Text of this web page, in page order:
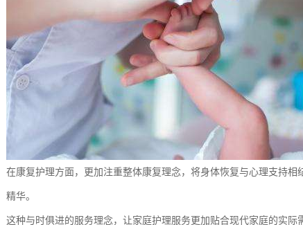
在康复护理方面，更加注重整体康复理念，将身体恢复与心理支持
精华。
这种与时俱进的服务理念，让家庭护理服务更加贴合现代家庭的实际